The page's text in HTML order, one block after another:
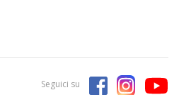
Seguici su